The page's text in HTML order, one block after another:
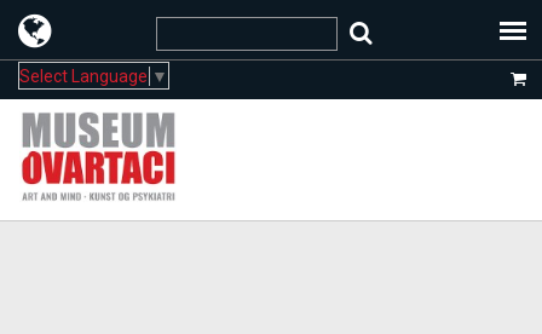
Select Language ▼